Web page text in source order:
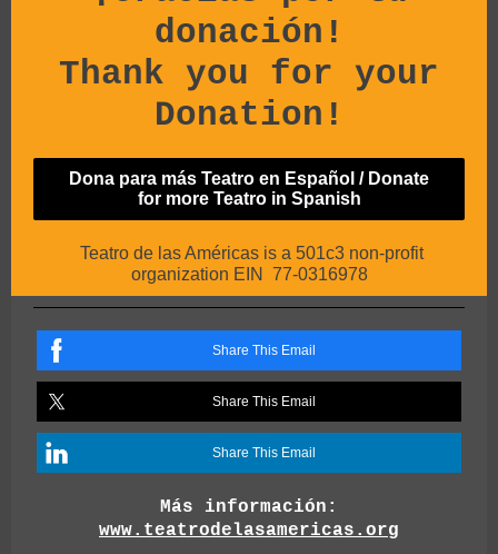
donación!
Thank you for your
Donation!
Dona para más Teatro en Español / Donate
for more Teatro in Spanish
Teatro de las Américas is a 501c3 non-profit
organization EIN 77-0316978
Share This Email
Share This Email
Share This Email
Más información:
www.teatrodelasamericas.org